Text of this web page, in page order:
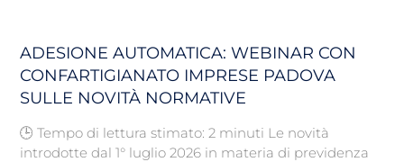
ADESIONE AUTOMATICA: WEBINAR CON
CONFARTIGIANATO IMPRESE PADOVA
SULLE NOVITÀ NORMATIVE
🕒 Tempo di lettura stimato: 2 minuti Le novità
introdotte dal 1° luglio 2026 in materia di previdenza